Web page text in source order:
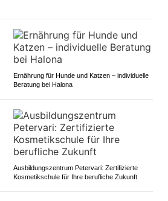
Ernährung für Hunde und Katzen – individuelle
Beratung bei Halona
Ausbildungszentrum Petervari: Zertifizierte
Kosmetikschule für Ihre berufliche Zukunft